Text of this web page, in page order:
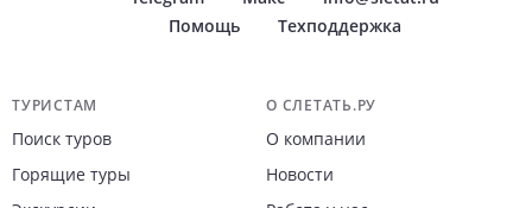
Помощь
Техподдержка
Навигация по сайту
ТУРИСТАМ
Поиск туров
Горящие туры
О СЛЕТАТЬ.РУ
О компании
Новости